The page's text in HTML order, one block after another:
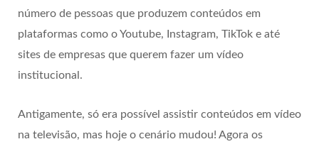
número de pessoas que produzem conteúdos em
plataformas como o Youtube, Instagram, TikTok e até
sites de empresas que querem fazer um vídeo
institucional.
Antigamente, só era possível assistir conteúdos em vídeo
na televisão, mas hoje o cenário mudou! Agora os